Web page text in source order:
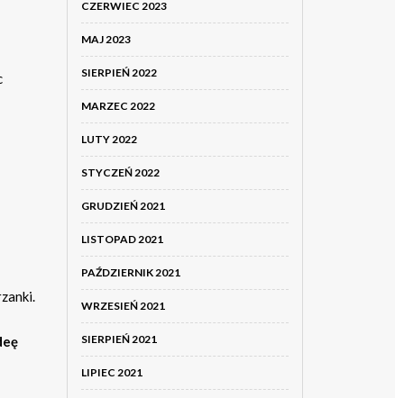
CZERWIEC 2023
MAJ 2023
SIERPIEŃ 2022
MARZEC 2022
LUTY 2022
STYCZEŃ 2022
GRUDZIEŃ 2021
LISTOPAD 2021
PAŹDZIERNIK 2021
WRZESIEŃ 2021
SIERPIEŃ 2021
LIPIEC 2021